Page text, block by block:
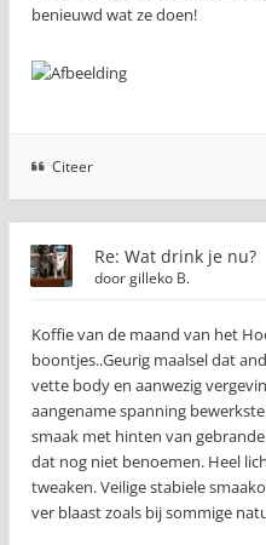
benieuwd wat ze doen!
Citeer
Re: Wat drink je nu?
doorgilleko B.
Koffie van de maand van het
boontjes..Geurig maalsel dat
vette body en aanwezig
aangename spanning
smaak met hinten van
dat nog niet benoemen. Heel
tweaken. Veilige stabiele
ver blaast zoals bij sommige